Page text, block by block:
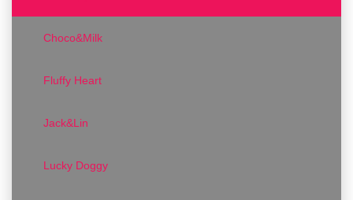
Choco&Milk
Fluffy Heart
Jack&Lin
Lucky Doggy